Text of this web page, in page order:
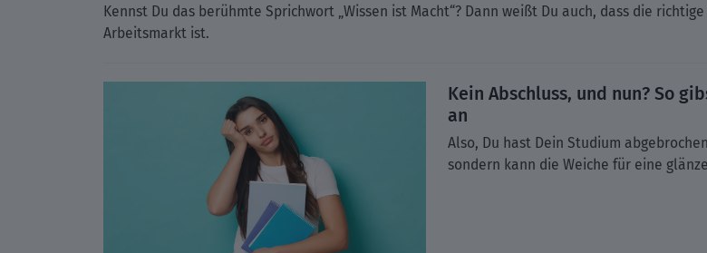
Kennst Du das berühmte Sprichwort „Wissen ist Macht“? Dann weißt Du auch, dass die
Arbeitsmarkt ist.
Kein Abschluss, und nun? So
an
Also, Du hast Dein Studium
sondern kann die Weiche für eine